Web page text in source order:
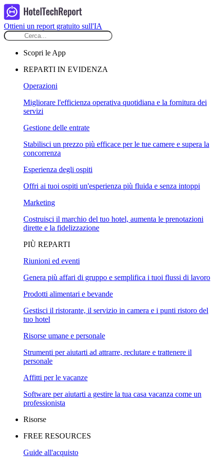
Ottieni un report gratuito sull'IA
Scopri le App
REPARTI IN EVIDENZA
Operazioni
Migliorare l'efficienza operativa quotidiana e la fornitura dei
servizi
Gestione delle entrate
Stabilisci un prezzo più efficace per le tue camere e supera la
concorrenza
Esperienza degli ospiti
Offri ai tuoi ospiti un'esperienza più fluida e senza intoppi
Marketing
Costruisci il marchio del tuo hotel, aumenta le prenotazioni
dirette e la fidelizzazione
PIÙ REPARTI
Riunioni ed eventi
Genera più affari di gruppo e semplifica i tuoi flussi di lavoro
Prodotti alimentari e bevande
Gestisci il ristorante, il servizio in camera e i punti ristoro del
tuo hotel
Risorse umane e personale
Strumenti per aiutarti ad attrarre, reclutare e trattenere il
personale
Affitti per le vacanze
Software per aiutarti a gestire la tua casa vacanza come un
professionista
Risorse
FREE RESOURCES
Guide all'acquisto